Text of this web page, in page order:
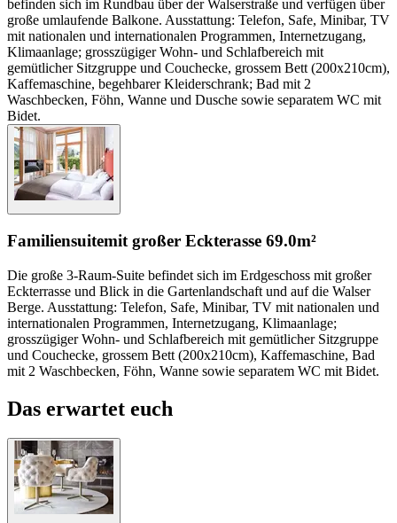
befinden sich im Rundbau über der Walserstraße und verfügen über
große umlaufende Balkone. Ausstattung: Telefon, Safe, Minibar, TV
mit nationalen und internationalen Programmen, Internetzugang,
Klimaanlage; grosszügiger Wohn- und Schlafbereich mit
gemütlicher Sitzgruppe und Couchecke, grossem Bett (200x210cm),
Kaffemaschine, begehbarer Kleiderschrank; Bad mit 2
Waschbecken, Föhn, Wanne und Dusche sowie separatem WC mit
Bidet.
Familiensuitemit großer Eckterasse 69.0m²
Die große 3-Raum-Suite befindet sich im Erdgeschoss mit großer
Eckterrasse und Blick in die Gartenlandschaft und auf die Walser
Berge. Ausstattung: Telefon, Safe, Minibar, TV mit nationalen und
internationalen Programmen, Internetzugang, Klimaanlage;
grosszügiger Wohn- und Schlafbereich mit gemütlicher Sitzgruppe
und Couchecke, grossem Bett (200x210cm), Kaffemaschine, Bad
mit 2 Waschbecken, Föhn, Wanne sowie separatem WC mit Bidet.
Das erwartet euch